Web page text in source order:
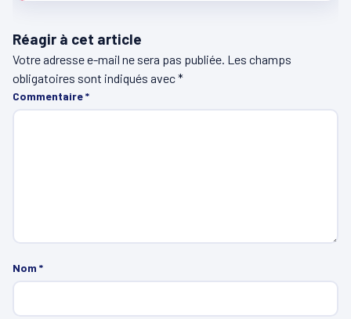
Réagir à cet article
Votre adresse e-mail ne sera pas publiée. Les champs
obligatoires sont indiqués avec*
Commentaire*
Nom *